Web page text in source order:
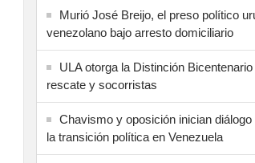
Murió José Breijo, el preso político
venezolano bajo arresto domiciliario
ULA otorga la Distinción
rescate y socorristas
Chavismo y oposición inician diálogo
la transición política en Venezuela